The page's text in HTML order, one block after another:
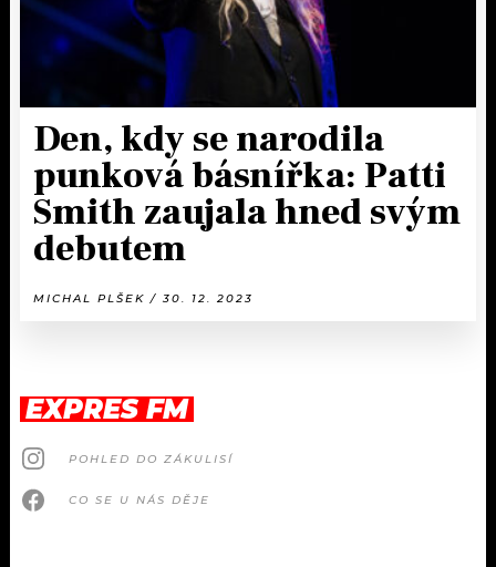
Den, kdy se narodila
punková básnířka: Patti
Smith zaujala hned svým
debutem
MICHAL PLŠEK / 30. 12. 2023
EXPRES FM
POHLED DO ZÁKULISÍ
CO SE U NÁS DĚJE